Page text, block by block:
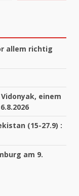
allem richtig
einem
(15-27.9) :
am 9.